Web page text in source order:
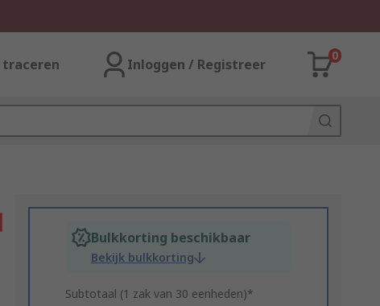
Inloggen / Registreer
0
Bulkkorting beschikbaar
Bekijk bulkkorting
Subtotaal (1 zak van 30 eenheden)*